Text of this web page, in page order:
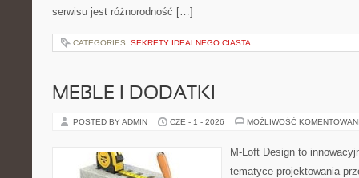
serwisu jest różnorodność […]
CATEGORIES: SEKRETY IDEALNEGO CIASTA
MEBLE I DODATKI
POSTED BY ADMIN CZE - 1 - 2026 MOŻLIWOŚĆ
M-Loft Design to
tematyce projektowania